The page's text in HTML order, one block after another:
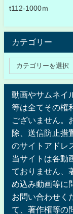
t112-1000ｍ
カテゴリー
動画やサムネイ
等は全てその権
ございません。
除、送信防止措
のサイトアドレ
当サイトは各動
ておりません、
め込み動画等に
お問い合わせく
て、著作権等の